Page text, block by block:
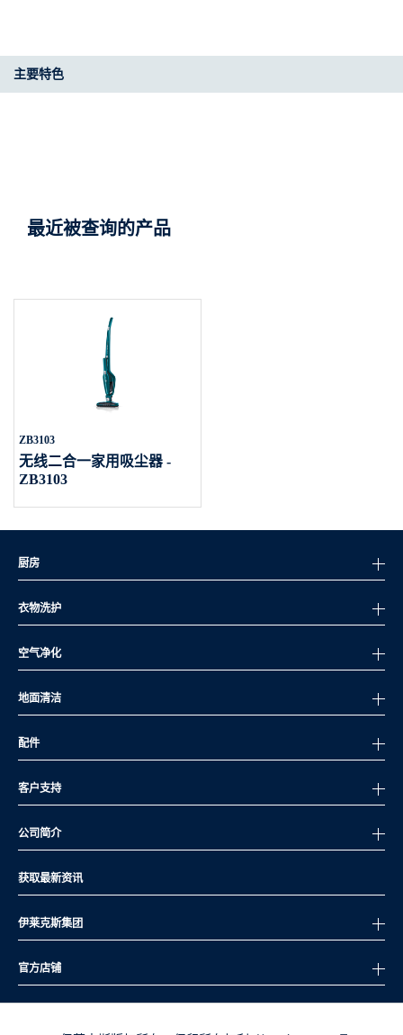
主要特色
最近被查询的产品
ZB3103
无线二合一家用吸尘器 -
ZB3103
厨房
衣物洗护
空气净化
地面清洁
配件
客户支持
公司简介
获取最新资讯
伊莱克斯集团
官方店铺